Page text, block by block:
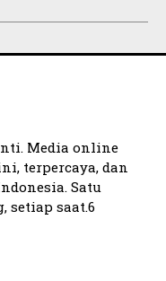
Media online
terpercaya, dan
Satu
setiap saat.6